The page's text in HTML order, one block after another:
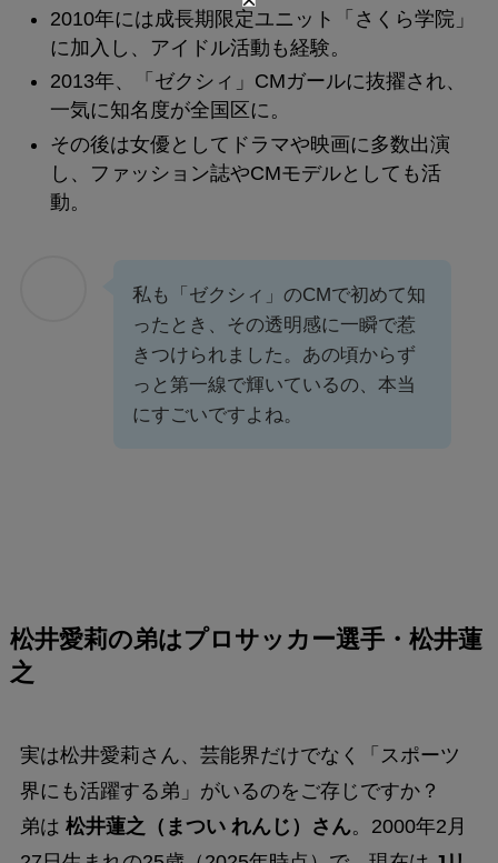
2010年には成長期限定ユニット「さくら学院」
に加入し、アイドル活動も経験。
2013年、「ゼクシィ」CMガールに抜擢され、
一気に知名度が全国区に。
その後は女優としてドラマや映画に多数出演
し、ファッション誌やCMモデルとしても活
動。
私も「ゼクシィ」のCMで初めて知
ったとき、その透明感に一瞬で惹
きつけられました。あの頃からず
っと第一線で輝いているの、本当
にすごいですよね。
松井愛莉の弟はプロサッカー選手・松井蓮
之
実は松井愛莉さん、芸能界だけでなく「スポーツ
界にも活躍する弟」がいるのをご存じですか？
弟は 松井蓮之（まつい れんじ）さん。2000年2月